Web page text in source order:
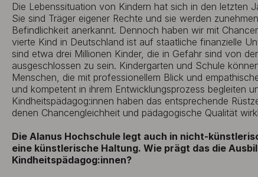
Die Lebenssituation von Kindern hat sich in den letzten
Sie sind Träger eigener Rechte und sie werden
Befindlichkeit anerkannt. Dennoch haben wir mit
vierte Kind in Deutschland ist auf staatliche finanzielle
sind etwa drei Millionen Kinder, die in Gefahr sind von
ausgeschlossen zu sein. Kindergarten und Schule
Menschen, die mit professionellem Blick und
und kompetent in ihrem Entwicklungsprozess begleiten
Kindheitspädagog:innen haben das entsprechende
denen Chancengleichheit und pädagogische Qualität
Die Alanus Hochschule legt auch in nicht-
eine künstlerische Haltung. Wie prägt das die
Kindheitspädagog:innen?